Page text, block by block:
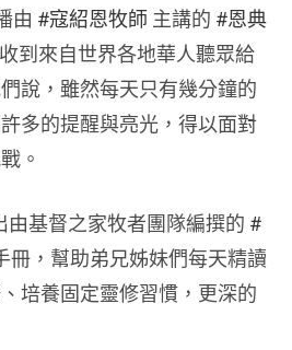
由 #寇紹恩牧師主講的 #恩典
到來自世界各地華人聽眾給
說，雖然每天只有幾分鐘的
多的提醒與亮光，得以面對
。
由基督之家牧者團隊編撰的 #
冊，幫助弟兄姊妹們每天精讀
培養固定靈修習慣，更深的